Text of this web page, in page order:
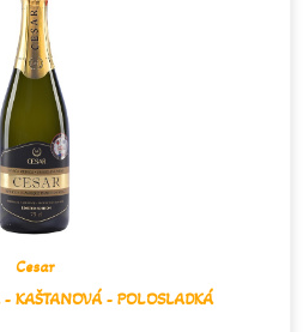
Cesar
KAŠTANOVÁ - POLOSLADKÁ